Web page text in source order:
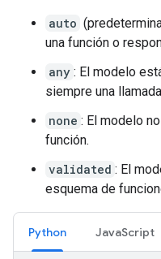
auto
una función o
any : El modelo
siempre una
none : El modelo
función.
validated : El
esquema de
Python JavaScript